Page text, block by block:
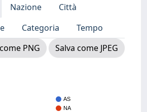
Nazione
Città
Categoria
Tempo
PNG
Salva come JPEG
AS
NA